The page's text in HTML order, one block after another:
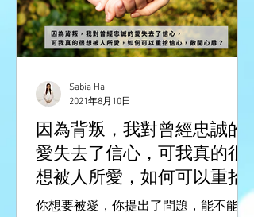
因為背叛，我對曾經忠誠的
愛失去了信心，可我真的很
想被人所愛，如何可以重拾
信心，敞開心扉？
你想要被愛，你提出了問題，能不能
Sabia Ha
2021年8月10日